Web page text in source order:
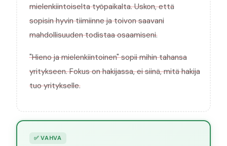
mielenkiintoiselta työpaikalta. Uskon, että
sopisin hyvin tiimiinne ja toivon saavani
mahdollisuuden todistaa osaamiseni.
"Hieno ja mielenkiintoinen" sopii mihin tahansa
yritykseen. Fokus on hakijassa, ei siinä, mitä hakija
tuo yritykselle.
✅VAHVA